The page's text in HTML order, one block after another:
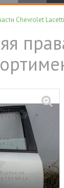
Chevrolet Lacetti